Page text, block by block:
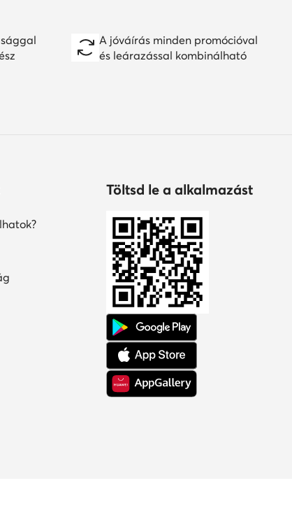
A jóváírás minden promócióval
és leárazással kombinálható
Töltsd le a alkalmazást